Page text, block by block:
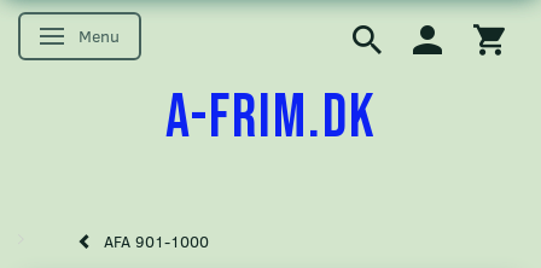
Skifte navigation
Menu
A-FRIM.DK
AFA 901-1000